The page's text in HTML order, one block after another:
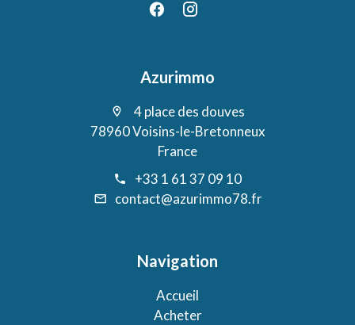
Azurimmo
4 place des douves
78960 Voisins-le-Bretonneux
France
+33 1 61 37 09 10
contact@azurimmo78.fr
Navigation
Accueil
Acheter